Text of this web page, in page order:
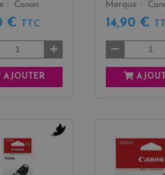
Canon
€ TTC
AJOUTER
Marque
14,90 €